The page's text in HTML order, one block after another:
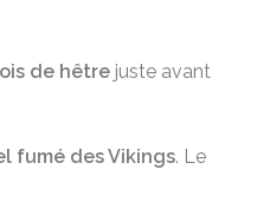
de hêtre juste avant
fumé des Vikings. Le